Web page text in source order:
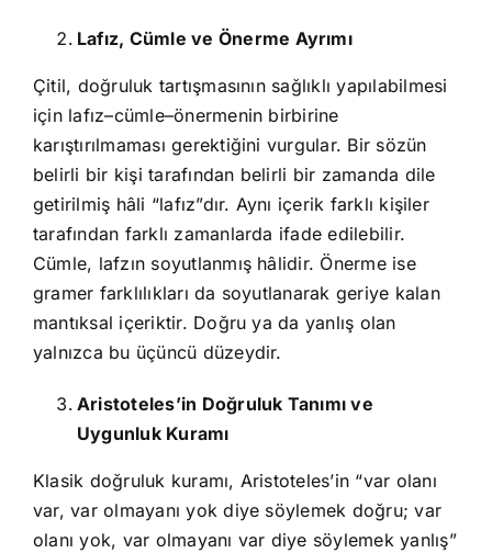
Lafız, Cümle ve Önerme Ayrımı
Çitil, doğruluk tartışmasının sağlıklı yapılabilmesi
için lafız–cümle–önermenin birbirine
karıştırılmaması gerektiğini vurgular. Bir sözün
belirli bir kişi tarafından belirli bir zamanda dile
getirilmiş hâli “lafız”dır. Aynı içerik farklı kişiler
tarafından farklı zamanlarda ifade edilebilir.
Cümle, lafzın soyutlanmış hâlidir. Önerme ise
gramer farklılıkları da soyutlanarak geriye kalan
mantıksal içeriktir. Doğru ya da yanlış olan
yalnızca bu üçüncü düzeydir.
Aristoteles’in Doğruluk Tanımı ve
Uygunluk Kuramı
Klasik doğruluk kuramı, Aristoteles’in “var olanı
var, var olmayanı yok diye söylemek doğru; var
olanı yok, var olmayanı var diye söylemek yanlış”